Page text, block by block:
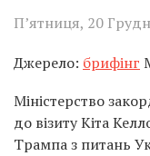
П’ятниця, 20
Джерело: брифінг
Міністерство
до візиту Кіта
Трампа з питань